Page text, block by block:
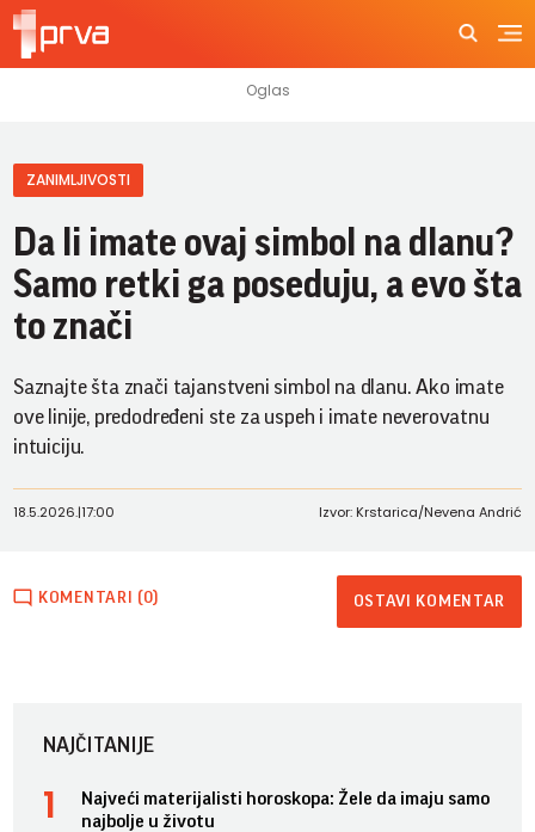
ZANIMLJIVOSTI
Da li imate ovaj simbol na dlanu?
Samo retki ga poseduju, a evo šta
to znači
Saznajte šta znači tajanstveni simbol na dlanu. Ako imate
ove linije, predodređeni ste za uspeh i imate neverovatnu
intuiciju.
18.5.2026.|17:00 Izvor: Krstarica/Nevena Andrić
KOMENTARI (0) OSTAVI KOMENTAR
NAJČITANIJE
Najveći materijalisti horoskopa: Žele da imaju samo
najbolje u životu